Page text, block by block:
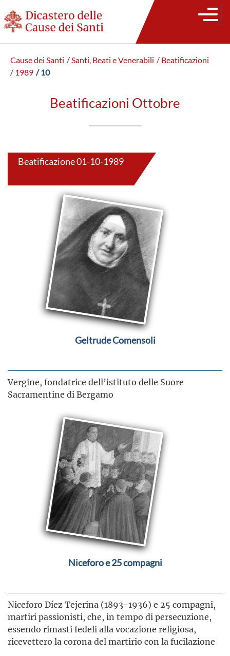
Cause dei Santi / Santi, Beati e Venerabili / Beatificazioni
/ 1989 / 10
Beatificazioni Ottobre
Beatificazione 01-10-1989
Geltrude Comensoli
Vergine, fondatrice dell’istituto delle Suore
Sacramentine di Bergamo
Niceforo e 25 compagni
Niceforo Díez Tejerina (1893-1936) e 25 compagni,
martiri passionisti, che, in tempo di persecuzione,
essendo rimasti fedeli alla vocazione religiosa,
ricevettero la corona del martirio con la fucilazione